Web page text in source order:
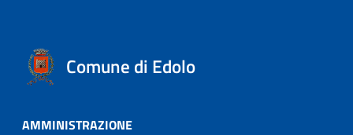
Comune di Edolo
AMMINISTRAZIONE